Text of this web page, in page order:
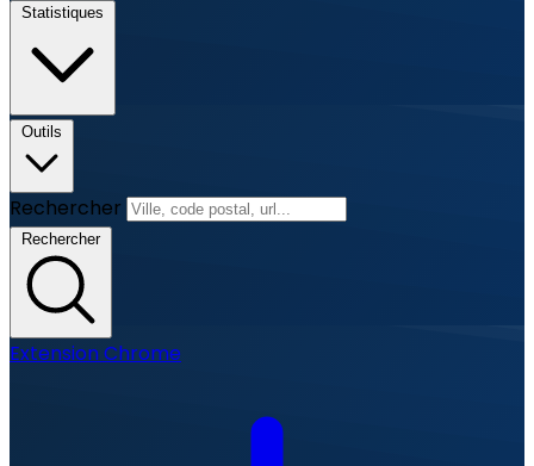
Statistiques
Outils
Rechercher
Rechercher
Extension Chrome